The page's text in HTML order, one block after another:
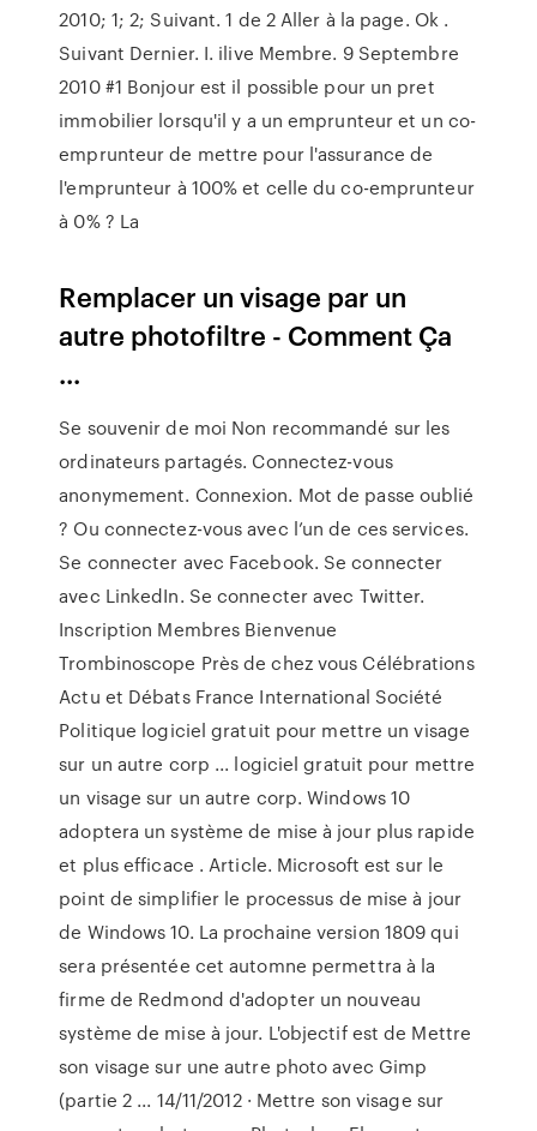
2010; 1; 2; Suivant. 1 de 2 Aller à la page. Ok .
Suivant Dernier. I. ilive Membre. 9 Septembre
2010 #1 Bonjour est il possible pour un pret
immobilier lorsqu'il y a un emprunteur et un co-
emprunteur de mettre pour l'assurance de
l'emprunteur à 100% et celle du co-emprunteur
à 0% ? La
Remplacer un visage par un
autre photofiltre - Comment Ça
...
Se souvenir de moi Non recommandé sur les
ordinateurs partagés. Connectez-vous
anonymement. Connexion. Mot de passe oublié
? Ou connectez-vous avec l’un de ces services.
Se connecter avec Facebook. Se connecter
avec LinkedIn. Se connecter avec Twitter.
Inscription Membres Bienvenue
Trombinoscope Près de chez vous Célébrations
Actu et Débats France International Société
Politique logiciel gratuit pour mettre un visage
sur un autre corp ... logiciel gratuit pour mettre
un visage sur un autre corp. Windows 10
adoptera un système de mise à jour plus rapide
et plus efficace . Article. Microsoft est sur le
point de simplifier le processus de mise à jour
de Windows 10. La prochaine version 1809 qui
sera présentée cet automne permettra à la
firme de Redmond d'adopter un nouveau
système de mise à jour. L'objectif est de Mettre
son visage sur une autre photo avec Gimp
(partie 2 ... 14/11/2012 · Mettre son visage sur